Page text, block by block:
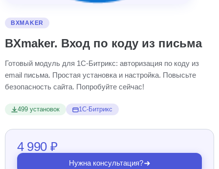
BXMAKER
BXmaker. Вход по коду из письма
Готовый модуль для 1С-Битрикс: авторизация по коду из
email письма. Простая установка и настройка. Повысьте
безопасность сайта. Попробуйте сейчас!
499 установок 1С-Битрикс
4 990 ₽
Нужна консультация?